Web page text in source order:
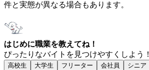
件と実態が異なる場合もあります。
はじめに職業を教えてね！
ぴったりなバイトを見つけやすくしよう！
高校生 大学生 フリーター 会社員 シニア